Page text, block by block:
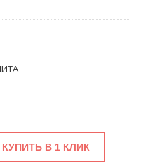
КУПИТЬ В 1 КЛИК